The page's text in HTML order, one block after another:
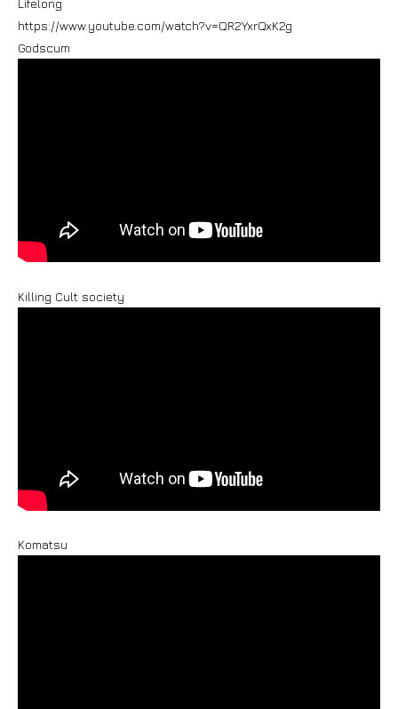
Lifelong
https://www.youtube.com/watch?v=QR2YxrQxK2g
Godscum
Killing Cult society
Komatsu